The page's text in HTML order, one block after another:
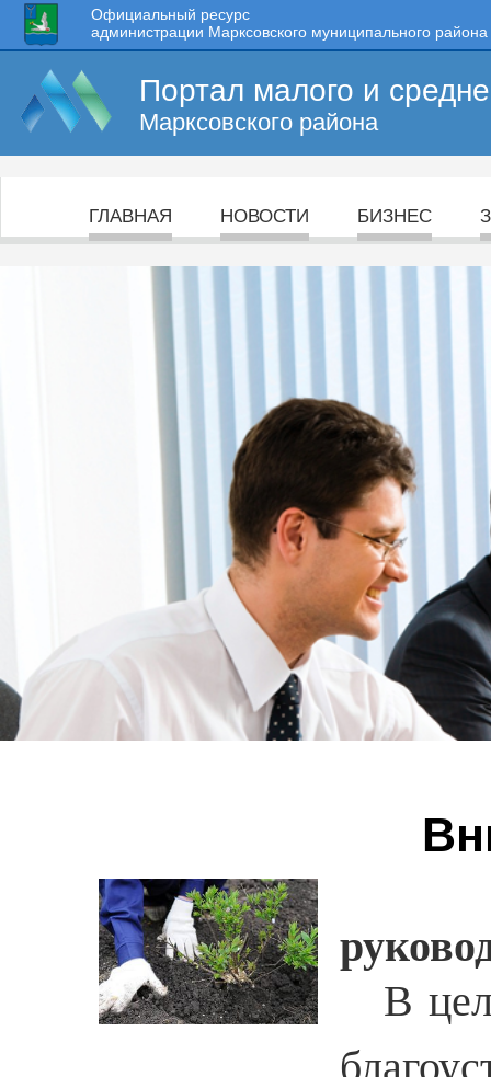
Официальный ресурс
администрации Марксовского муниципального района
Портал малого и
Марксовского района
ГЛАВНАЯ НОВОСТИ БИЗНЕС
В